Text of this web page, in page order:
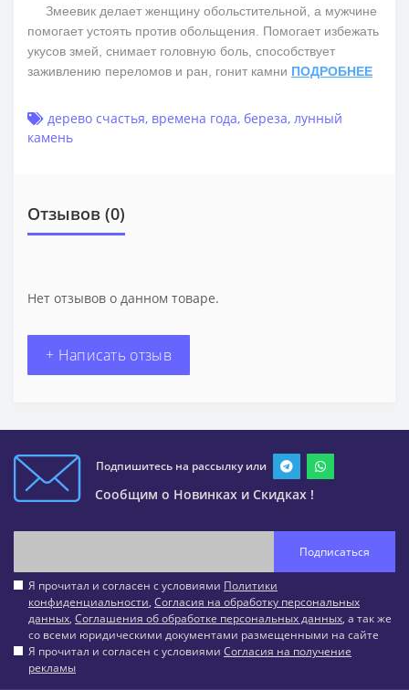
Змеевик делает женщину обольстительной, а мужчине
помогает устоять против обольщения. Помогает избежать
укусов змей, снимает головную боль, способствует
заживлению переломов и ран, гонит камни ПОДРОБНЕЕ
дерево счастья, времена года, береза, лунный
камень
Отзывов (0)
Нет отзывов о данном товаре.
+ Написать отзыв
Подпишитесь на рассылку или
Сообщим о Новинках и Скидках !
Подписаться
Я прочитал и согласен с условиями Политики
конфиденциальности, Согласия на обработку персональных
данных, Соглашения об обработке персональных данных, а так же
со всеми юридическими документами размещенными на сайте
Я прочитал и согласен с условиями Согласия на получение
рекламы